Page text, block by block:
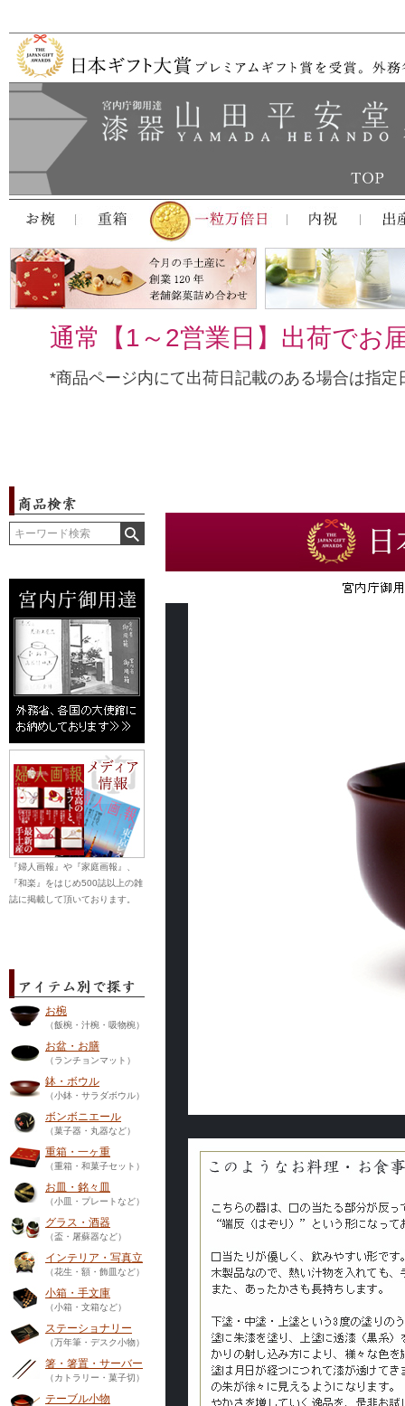
通常【1～2営業日】出荷でお
*商品ページ内にて出荷日記載のある場合は指定
『婦人画報』や『家庭画報』、
『和楽』をはじめ500誌以上の雑
誌に掲載して頂いております。
お椀
（飯椀・汁椀・吸物椀）
お盆・お膳
（ランチョンマット）
鉢・ボウル
（小鉢・サラダボウル）
ボンボニエール
（菓子器・丸器など）
重箱・一ヶ重
（重箱・和菓子セット）
お皿・銘々皿
（小皿・プレートなど）
グラス・酒器
（盃・屠蘇器など）
インテリア・写真立
（花生・額・飾皿など）
小箱・手文庫
（小箱・文箱など）
ステーショナリー
（万年筆・デスク小物）
箸・箸置・サーバー
（カトラリー・菓子切）
テーブル小物